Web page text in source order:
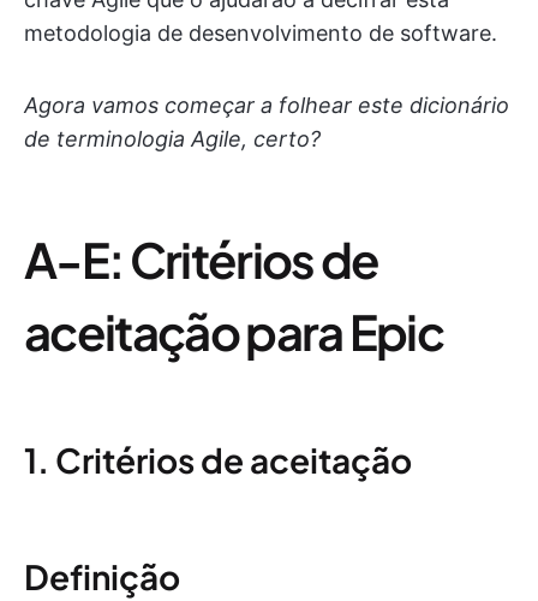
metodologia de desenvolvimento de software.
Agora vamos começar a folhear este dicionário
de terminologia Agile, certo?
A-E: Critérios de
aceitação para Epic
1. Critérios de aceitação
Definição